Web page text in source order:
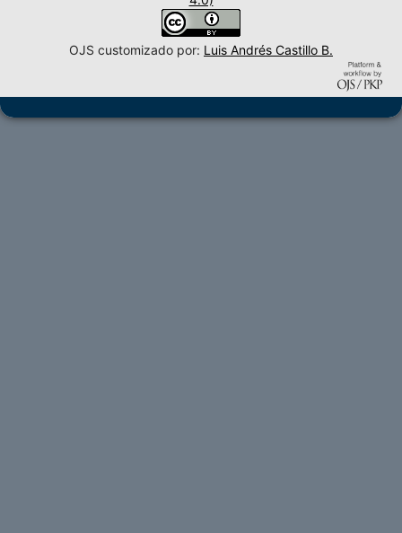
OJS customizado por: Luis Andrés Castillo B.